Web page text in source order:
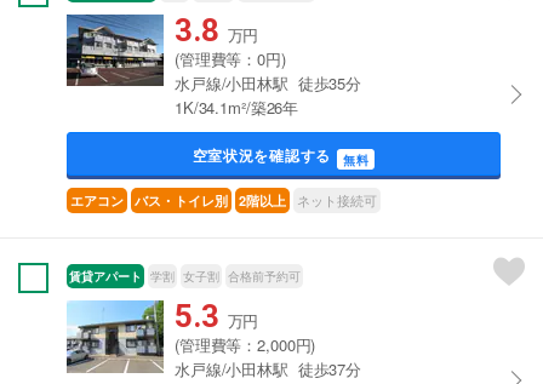
3.8 万円
(管理費等：0円)
水戸線/小田林駅 徒歩35分
1K/34.1m²/築26年
空室状況を確認する 無料
エアコン バス・トイレ別 2階以上 ネット接続可
賃貸アパート 学割 女子割 合格前予約可
5.3 万円
(管理費等：2,000円)
水戸線/小田林駅 徒歩37分